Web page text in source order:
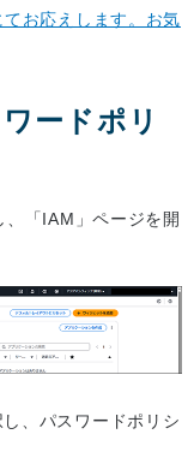
お応えします。お気
ードポリ
「IAM」ページを開
、パスワードポリシ